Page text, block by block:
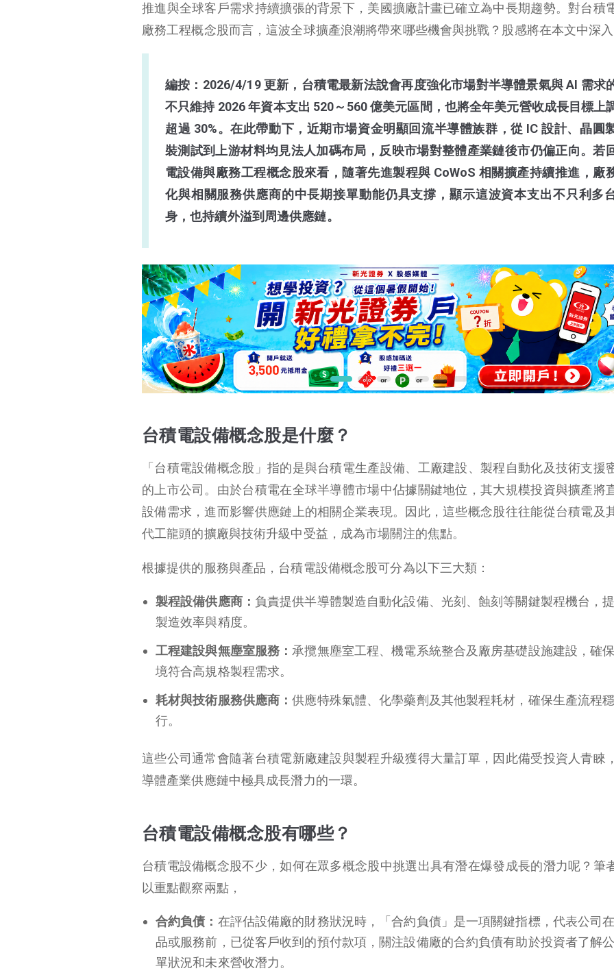
推進與全球客戶需求持續擴張的背景下，美國擴廠計畫已確立為中長期趨勢。對台積
廠務工程概念股而言，這波全球擴產浪潮將帶來哪些機會與挑戰？股感將在本文中深
編按：2026/4/19 更新，台積電最新法說會再度強化市場對半導體景氣與 AI 需求
不只維持 2026 年資本支出 520～560 億美元區間，也將全年美元營收成長目標上
超過 30%。在此帶動下，近期市場資金明顯回流半導體族群，從 IC 設計、晶圓
裝測試到上游材料均見法人加碼布局，反映市場對整體產業鏈後市仍偏正向。若
電設備與廠務工程概念股來看，隨著先進製程與 CoWoS 相關擴產持續推進，廠
化與相關服務供應商的中長期接單動能仍具支撐，顯示這波資本支出不只利多
身，也持續外溢到周邊供應鏈。
台積電設備概念股是什麼？
「台積電設備概念股」指的是與台積電生產設備、工廠建設、製程自動化及技術支援
的上市公司。由於台積電在全球半導體市場中佔據關鍵地位，其大規模投資與擴產將
設備需求，進而影響供應鏈上的相關企業表現。因此，這些概念股往往能從台積電及
代工龍頭的擴廠與技術升級中受益，成為市場關注的焦點。
根據提供的服務與產品，台積電設備概念股可分為以下三大類：
製程設備供應商： 負責提供半導體製造自動化設備、光刻、蝕刻等關鍵製程機台，
製造效率與精度。
工程建設與無塵室服務： 承攬無塵室工程、機電系統整合及廠房基礎設施建設，確
境符合高規格製程需求。
耗材與技術服務供應商：供應特殊氣體、化學藥劑及其他製程耗材，確保生產流程
行。
這些公司通常會隨著台積電新廠建設與製程升級獲得大量訂單，因此備受投資人青睞
導體產業供應鏈中極具成長潛力的一環。
台積電設備概念股有哪些？
台積電設備概念股不少，如何在眾多概念股中挑選出具有潛在爆發成長的潛力呢？筆
以重點觀察兩點，
合約負債： 在評估設備廠的財務狀況時，「合約負債」是一項關鍵指標，代表公司
品或服務前，已從客戶收到的預付款項，關注設備廠的合約負債有助於投資者了解
單狀況和未來營收潛力。